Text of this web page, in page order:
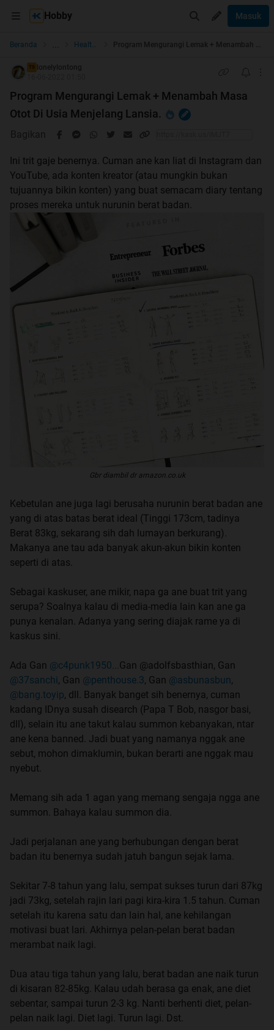
Hobby Masuk
Beranda ... Healthy Lifestyle
TS
lonelylontong
Program Mengurangi Lemak + Menambah Masa
Otot Di Usia Menjelang Lansia.
Bagikan
Ini trit gaje benernya. Cuman ane kan liat di Instagram dan
YouTube, ada konten kreator (atau mungkin bukan
tujuannya bikin konten) yang buat semacam diary tentang
proses mereka untuk nurunin berat badan.
Gbr diambil dr amazon.co.uk
Kebetulan ane juga lagi berusaha nurunin berat badan ane
yang di atas batas berat ideal (Tinggi 173cm, tadinya
Berat 83kg, sekarang sih dah lumayan berkurang).
Makanya ane tau ada banyak akun-akun bikin konten
seperti di atas.
Sebagai kaskuser, ane mikir, napa ga ane buat trit yang
serupa? Soalnya kalau di media-media lain kan ane ga
punya kenalan. Adanya yang sering diajak rame ya di
kaskus sini.
Ada Gan @c4punk1950... Gan @adolfsbasthian, Gan
@37sanchi, Gan @penthouse.3, Gan @asbunasbun,
@bang.toyip, dll. Banyak banget sih benernya, cuman
kadang IDnya susah disearch (Papa T Bob, nasgor basi,
dll), selain itu ane takut kalau summon kebanyakan, ntar
ane kena banned. Jadi buat yang namanya nggak ane
sebut, mohon dimaklumin, bukan berarti ane nggak mau
nyebut.
Memang sih ada 1 agan yang memang sengaja ngga ane
summon. Bahaya kalau summon dia.
Jadi perjalanan ane yang berhubungan dengan berat
badan itu benernya sudah jatuh bangun sejak lama.
Sekitar 7-8 tahun yang lalu, sempat sukses turun dari 87kg
jadi 73kg, setelah rajin lari pagi kira-kira 1.5 tahun. Cuman
setelah itu karena satu dan lain hal, ane kehilangan
motivasi buat lari. Akhirnya pelan-pelan berat badan
merambat naik lagi.
Dua atau tiga tahun yang lalu, berat badan ane naik turun
di kisaran 82-85kg. Kalau udah berasa ga enak, ane diet
sebentar, sampai turun 2-3 kg. Nanti berhenti diet, pelan-
pelan naik lagi. Diet lagi. Turun lagi. Dst.